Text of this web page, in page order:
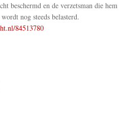
beschermd en de verzetsman die hem
nog steeds belasterd.
84513780